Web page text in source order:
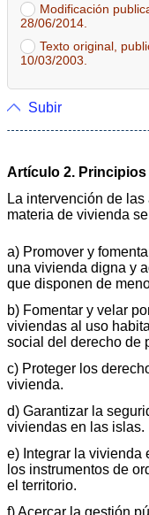
Modificación
28/06/2014.
Texto original,
10/03/2003.
Subir
Artículo 2.
La intervención de
materia de vivienda
a) Promover y
una vivienda digna y
que disponen de
b) Fomentar y velar
viviendas al uso
social del derecho de
c) Proteger los
vivienda.
d) Garantizar la
viviendas en las islas.
e) Integrar la vivienda
los instrumentos de
el territorio.